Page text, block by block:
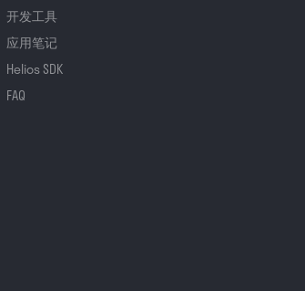
开发工具
应用笔记
Helios SDK
FAQ